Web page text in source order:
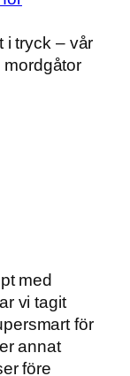
i tryck – vår
med
vi tagit
för
annat
före